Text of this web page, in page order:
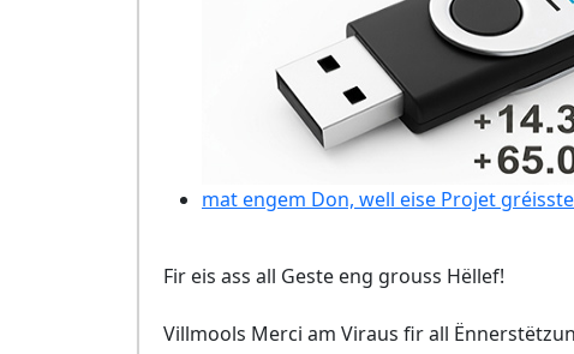
mat engem Don, well eise Projet
Fir eis ass all Geste eng grouss Hëllef!
Villmools Merci am Viraus fir all